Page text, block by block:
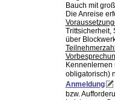
Bauch mit
Die Anreise
Trittsicherheit,
über
obligatorisch)
Anmeldung
bzw.